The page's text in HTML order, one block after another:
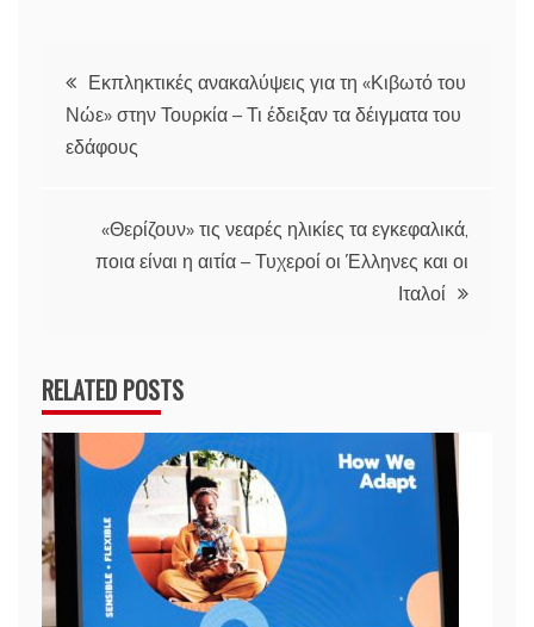
Πλοήγηση
άρθρων
Εκπληκτικές ανακαλύψεις για τη «Κιβωτό του
Νώε» στην Τουρκία – Τι έδειξαν τα δέιγματα του
εδάφους
«Θερίζουν» τις νεαρές ηλικίες τα εγκεφαλικά,
ποια είναι η αιτία – Τυχεροί οι Έλληνες και οι
Ιταλοί
RELATED POSTS